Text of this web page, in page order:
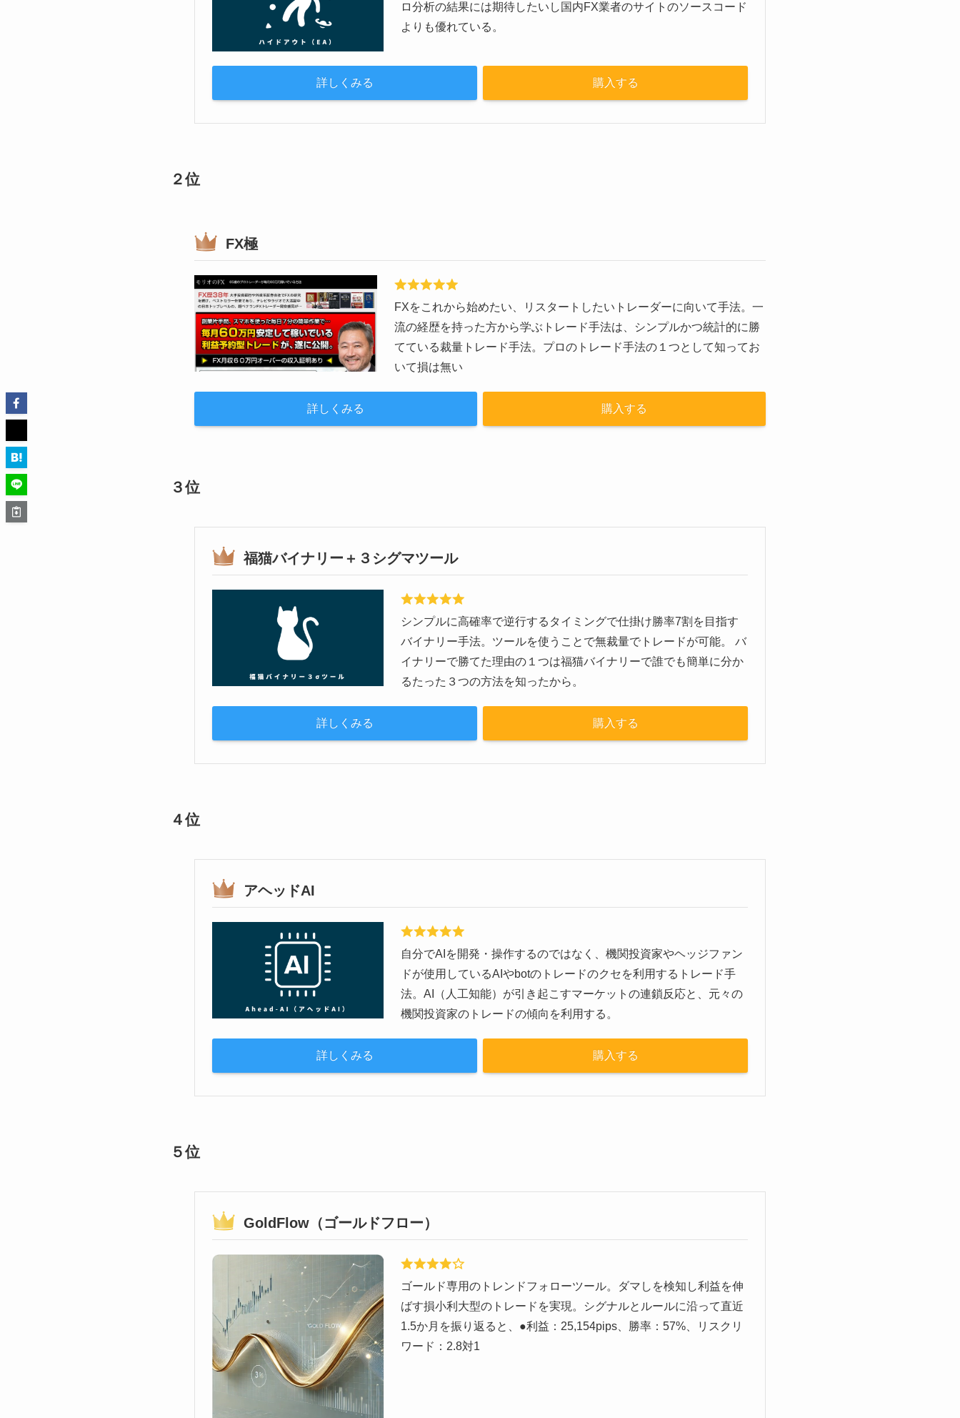
ロ分析の結果には期待したいし国内FX業者のサイトのソースコード
よりも優れている。
詳しくみる 購入する
２位
FX極
FXをこれから始めたい、リスタートしたいトレーダーに向いて手法。一
流の経歴を持った方から学ぶトレード手法は、シンプルかつ統計的に勝
てている裁量トレード手法。プロのトレード手法の１つとして知ってお
いて損は無い
詳しくみる 購入する
３位
福猫バイナリー＋３シグマツール
シンプルに高確率で逆行するタイミングで仕掛け勝率7割を目指す
バイナリー手法。ツールを使うことで無裁量でトレードが可能。 バ
イナリーで勝てた理由の１つは福猫バイナリーで誰でも簡単に分か
るたった３つの方法を知ったから。
詳しくみる 購入する
４位
アヘッドAI
自分でAIを開発・操作するのではなく、機関投資家やヘッジファン
ドが使用しているAIやbotのトレードのクセを利用するトレード手
法。AI（人工知能）が引き起こすマーケットの連鎖反応と、元々の
機関投資家のトレードの傾向を利用する。
詳しくみる 購入する
５位
GoldFlow（ゴールドフロー）
ゴールド専用のトレンドフォローツール。ダマしを検知し利益を伸
ばす損小利大型のトレードを実現。シグナルとルールに沿って直近
1.5か月を振り返ると、●利益：25,154pips、勝率：57%、リスクリ
ワード：2.8対1